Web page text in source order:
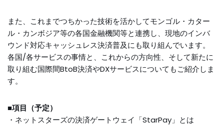
また、これまでつちかった技術を活かしてモンゴル・カター
ル・カンボジア等の各国金融機関等と連携し、現地のインバ
ウンド対応キャッシュレス決済普及にも取り組んでいます。
各国/各サービスの事情と、これからの方向性、そして新たに
取り組む国際間BtoB決済やDXサービスについてもご紹介しま
す。
■項目（予定）
・ネットスターズの決済ゲートウェイ「StarPay」とは